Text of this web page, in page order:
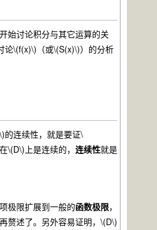
始讨论积分与其它运算的关
论\(f(x)\)（或\(S(x)\)）的分析
连续性，就是要证\
上是连续的， 连续性就是
极限扩展到一般的函数极限，
赘述了。另外容易证明，\(D\)